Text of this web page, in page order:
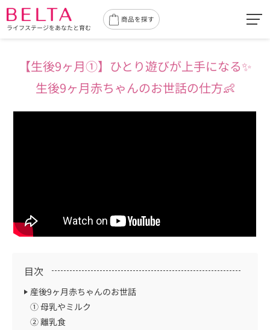
ライフステージをあなたと育む
商品を探す
【生後9ヶ月①】 ひとり遊びが上手になる✨
生後9ヶ月赤ちゃんのお世話の仕方👶
目次
産後9ヶ月赤ちゃんのお世話
① 母乳やミルク
② 離乳食